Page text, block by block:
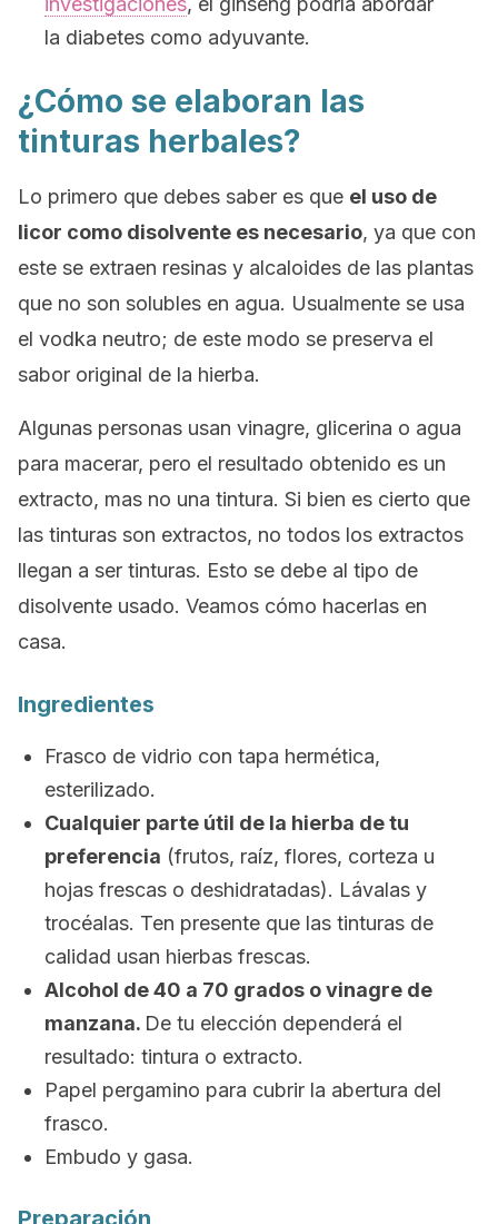
la diabetes como adyuvante.
¿Cómo se elaboran las
tinturas herbales?
Lo primero que debes saber es que el uso de
licor como disolvente es necesario, ya que con
este se extraen resinas y alcaloides de las plantas
que no son solubles en agua. Usualmente se usa
el vodka neutro; de este modo se preserva el
sabor original de la hierba.
Algunas personas usan vinagre, glicerina o agua
para macerar, pero el resultado obtenido es un
extracto, mas no una tintura. Si bien es cierto que
las tinturas son extractos, no todos los extractos
llegan a ser tinturas. Esto se debe al tipo de
disolvente usado. Veamos cómo hacerlas en
casa.
Ingredientes
Frasco de vidrio con tapa hermética,
esterilizado.
Cualquier parte útil de la hierba de tu
preferencia (frutos, raíz, flores, corteza u
hojas frescas o deshidratadas). Lávalas y
trocéalas. Ten presente que las tinturas de
calidad usan hierbas frescas.
Alcohol de 40 a 70 grados o vinagre de
manzana. De tu elección dependerá el
resultado: tintura o extracto.
Papel pergamino para cubrir la abertura del
frasco.
Embudo y gasa.
Preparación